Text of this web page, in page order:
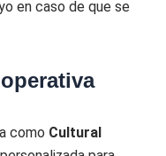
en caso de que se
como Cultural